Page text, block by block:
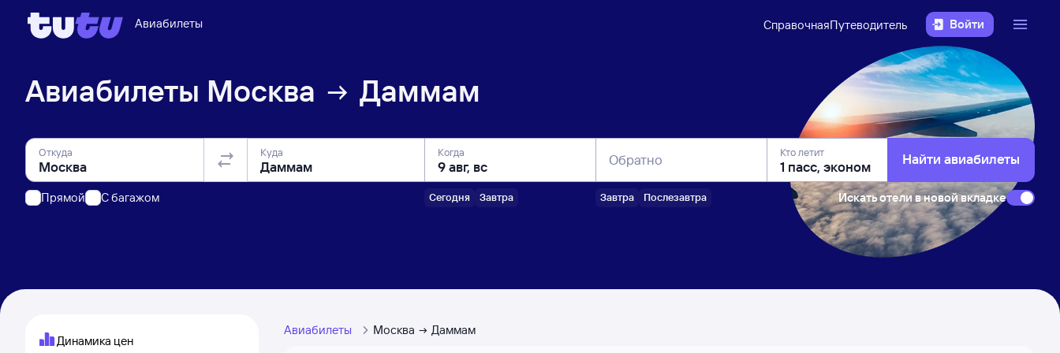
Авиабилеты СправочнаяПутеводитель Войти
Авиабилеты Москва Даммам
Откуда
Прямой C багажом
Куда Когда
Сегодня Завтра
Обратно
Завтра Послезавтра
Кто летит Найти авиабилеты
Искать отели в новой вкладке
Динамика цен
Авиабилеты Москва Даммам